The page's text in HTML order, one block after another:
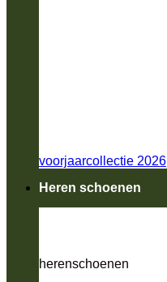
voorjaarcollectie 2026
Heren schoenen
herenschoenen